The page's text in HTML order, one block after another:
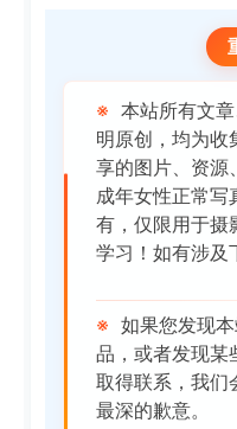
※ 本站所有文
明原创，均为收
享的图片、资源
成年女性正常写
有，仅限用于摄
学习！如有涉及
※ 如果您发现
品，或者发现某
取得联系，我们
最深的歉意。